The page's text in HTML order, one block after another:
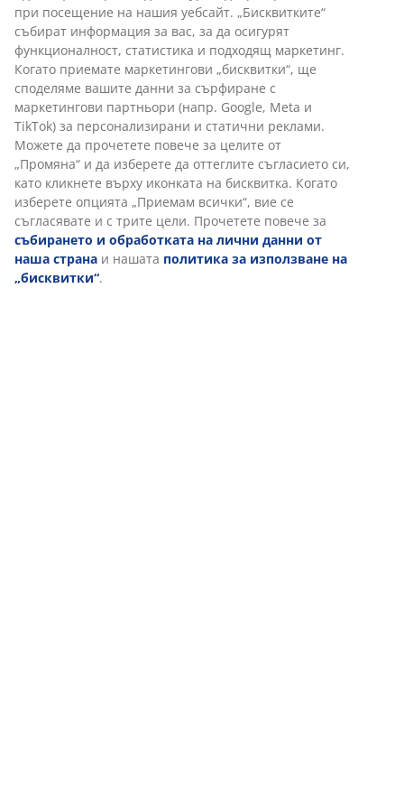
пясък
14 € /бр.
54,99 € /бр.
27,38
ЛВ. /бр.
107,55 ЛВ. /
бр.
5 € /бр.
17,99 € /бр.
9,78
ЛВ. /бр.
35,19 ЛВ. /бр.
14 € /бр.
49,99 € /бр.
27,38
ЛВ. /бр.
97,77 ЛВ. /бр.
+ Още размери
10 €
34,99 € /бр.
19,56
ЛВ.
/бр.
68,43 ЛВ. /бр.
при посещение на нашия уебсайт. „Бисквитките“
събират информация за вас, за да осигурят
функционалност, статистика и подходящ маркетинг.
Когато приемате маркетингови „бисквитки“, ще
споделяме вашите данни за сърфиране с
маркетингови партньори (напр. Google, Meta и
TikTok) за персонализирани и статични реклами.
Можете да прочетете повече за целите от
„Промяна“ и да изберете да оттеглите съгласието си,
като кликнете върху иконката на бисквитка. Когато
изберете опцията „Приемам всички“, вие се
съгласявате и с трите цели. Прочетете повече за
събирането и обработката на лични данни от
наша страна и нашата политика за използване на
„бисквитки“.